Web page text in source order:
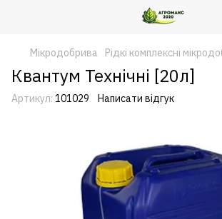
Мікродобрива Рідкі комплексні
Квантум Технічні [20л]
Артикул: 101029 Написати відгук